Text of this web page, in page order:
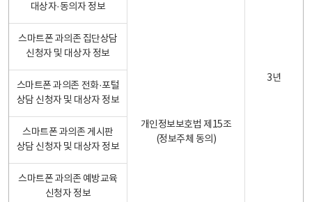
개인정보보호법 제15조
(정보주체 동의)
3년
대상자·동의자 정보
스마트폰 과의존 집단상담
신청자 및 대상자 정보
스마트폰 과의존 전화·포털
상담 신청자 및 대상자 정보
스마트폰 과의존 게시판
상담 신청자 및 대상자 정보
스마트폰 과의존 예방교육
신청자 정보